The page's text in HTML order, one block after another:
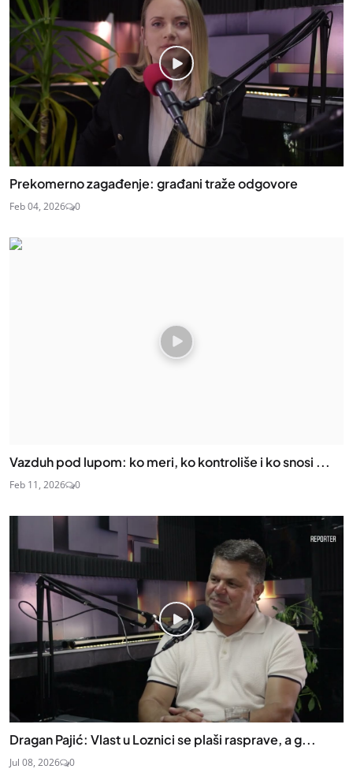
Prekomerno zagađenje: građani traže odgovore
Feb 04, 2026 0
Vazduh pod lupom: ko meri, ko kontroliše i ko snosi ...
Feb 11, 2026 0
Dragan Pajić: Vlast u Loznici se plaši rasprave, a g...
Jul 08, 2026 0